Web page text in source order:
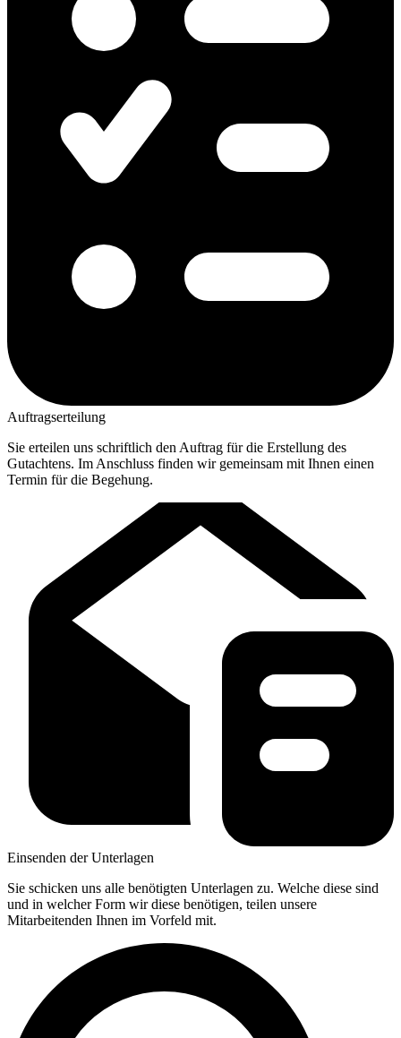
Auftragserteilung
Sie erteilen uns schriftlich den Auftrag für die Erstellung des
Gutachtens. Im Anschluss finden wir gemeinsam mit Ihnen einen
Termin für die Begehung.
Einsenden der Unterlagen
Sie schicken uns alle benötigten Unterlagen zu. Welche diese sind
und in welcher Form wir diese benötigen, teilen unsere
Mitarbeitenden Ihnen im Vorfeld mit.